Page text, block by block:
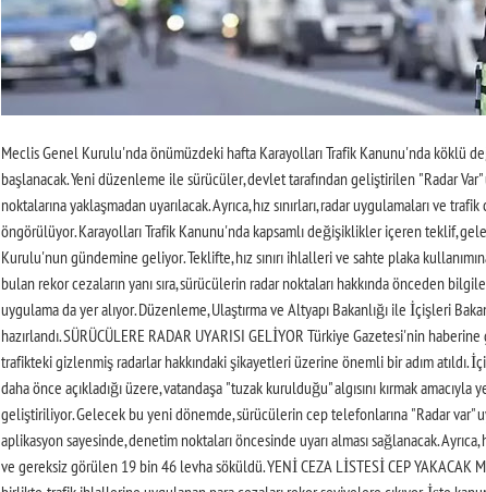
Meclis Genel Kurulu'nda önümüzdeki hafta Karayolları Trafik Kanunu'nda köklü
başlanacak. Yeni düzenleme ile sürücüler, devlet tarafından geliştirilen "Radar Var"
noktalarına yaklaşmadan uyarılacak. Ayrıca, hız sınırları, radar uygulamaları ve
öngörülüyor. Karayolları Trafik Kanunu'nda kapsamlı değişiklikler içeren teklif,
Kurulu'nun gündemine geliyor. Teklifte, hız sınırı ihlalleri ve sahte plaka
bulan rekor cezaların yanı sıra, sürücülerin radar noktaları hakkında önceden
uygulama da yer alıyor. Düzenleme, Ulaştırma ve Altyapı Bakanlığı ile İçişleri
hazırlandı. SÜRÜCÜLERE RADAR UYARISI GELİYOR Türkiye Gazetesi'nin
trafikteki gizlenmiş radarlar hakkındaki şikayetleri üzerine önemli bir adım atıldı.
daha önce açıkladığı üzere, vatandaşa "tuzak kurulduğu" algısını kırmak amacıyla
geliştiriliyor. Gelecek bu yeni dönemde, sürücülerin cep telefonlarına "Radar var"
aplikasyon sayesinde, denetim noktaları öncesinde uyarı alması sağlanacak.
ve gereksiz görülen 19 bin 46 levha söküldü. YENİ CEZA LİSTESİ CEP YAKACAK